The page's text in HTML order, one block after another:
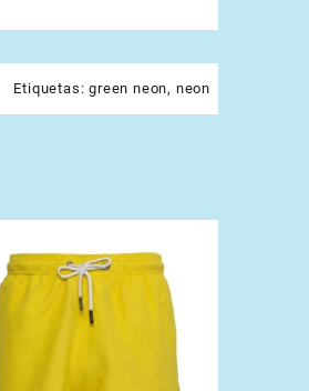
Etiquetas:green neon, neon